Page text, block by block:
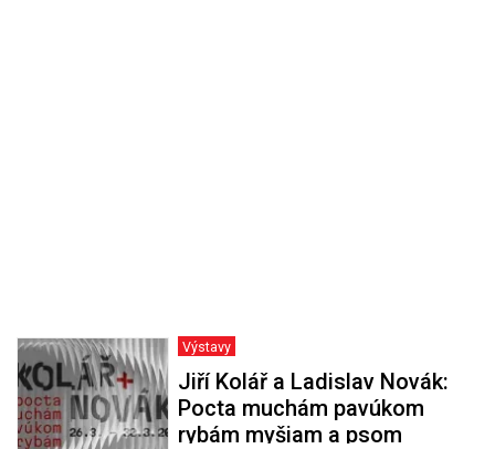
Výstavy
Jiří Kolář a Ladislav Novák:
Pocta muchám pavúkom
rybám myšiam a psom